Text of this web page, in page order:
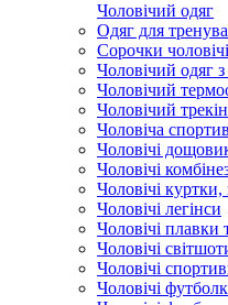
Чоловічий одяг
Одяг для
Сорочки чоловічі
Чоловічий одяг
Чоловічий
Чоловічий
Чоловіча
Чоловічі
Чоловічі
Чоловічі куртки,
Чоловічі легінси
Чоловічі
Чоловічі
Чоловічі
Чоловічі